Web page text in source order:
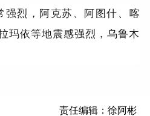
强烈，阿克苏、阿图什、喀
玛依等地震感强烈，乌鲁木
责任编辑：徐阿彬